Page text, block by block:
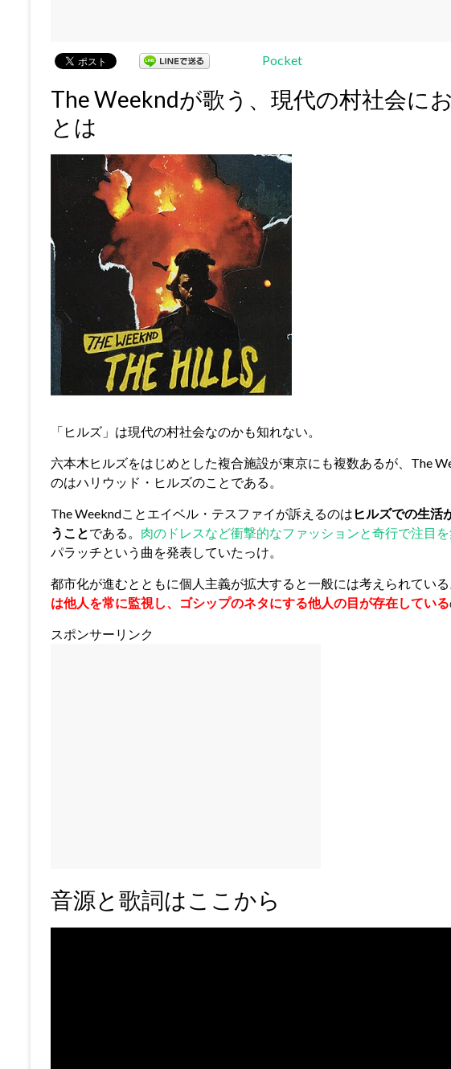
Pocket
The Weekndが歌う、現代の村社会に
とは
「ヒルズ」は現代の村社会なのかも知れない。
六本木ヒルズをはじめとした複合施設が東京にも複数あるが、The
のはハリウッド・ヒルズのことである。
The Weekndことエイベル・テスファイが訴えるのは ヒルズでの生活
うことである。 肉のドレスなど衝撃的なファッションと奇行で注目
パラッチという曲を発表していたっけ。
都市化が進むとともに個人主義が拡大すると一般には考えられてい
は他人を常に監視し、ゴシップのネタにする他人の目が存在している
スポンサーリンク
音源と歌詞はここから